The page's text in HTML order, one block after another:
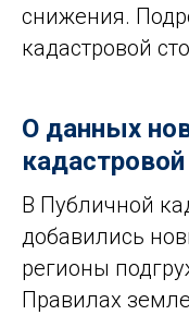
снижения.
кадастровой
О данных
В Публичной
добавились
регионы
Правилах